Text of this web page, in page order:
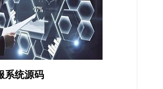
系统源码